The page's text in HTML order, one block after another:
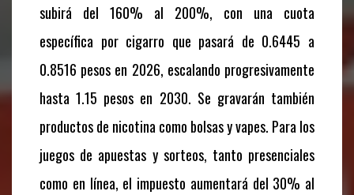
subirá del 160% al 200%, con una cuota
específica por cigarro que pasará de 0.6445 a
0.8516 pesos en 2026, escalando progresivamente
hasta 1.15 pesos en 2030. Se gravarán también
productos de nicotina como bolsas y vapes. Para los
juegos de apuestas y sorteos, tanto presenciales
como en línea, el impuesto aumentará del 30% al